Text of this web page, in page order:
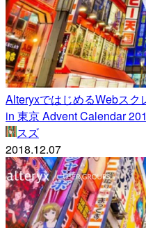
AlteryxではじめるWebスク
in 東京 Advent Calendar
スズ
2018.12.07